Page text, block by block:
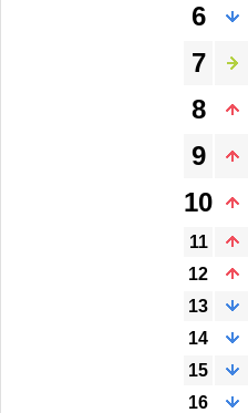
6
7
8
9
10
11
12
13
14
15
16